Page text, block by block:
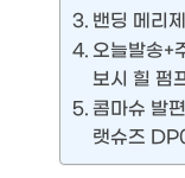
밴딩 메리
오늘발송+
보시 힐 펌
콤마슈 발
랫슈즈